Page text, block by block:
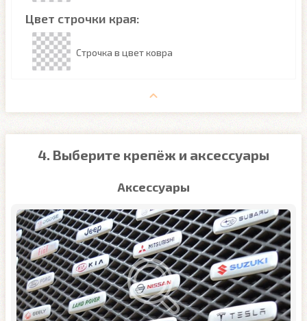
Цвет строчки края:
Строчка в цвет ковра
4. Выберите крепёж и аксессуары
Аксессуары